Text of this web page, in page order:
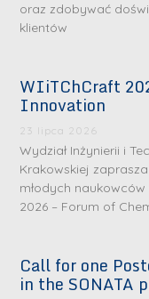
oraz zdobywać
klientów
WIiTChCraft
Innovation
23 lipca 2026
Wydział Inżynierii i
Krakowskiej
młodych
2026 – Forum of
Call for one
in the SONATA